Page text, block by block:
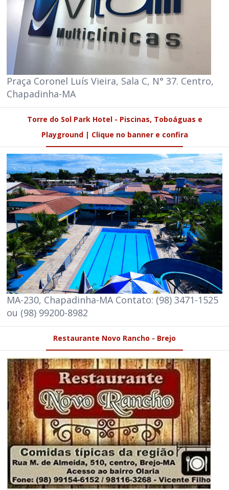
Praça Coronel Luís Vieira, Sala C, N° 37. Centro,
Chapadinha-MA
Torre do Sol Park Hotel - Piscinas, Toboáguas e
Playground | Clique no banner e confira
MA-230, Chapadinha-MA Contato: (98) 3471-1525
ou (98) 99200-8982
Restaurante Novo Rancho - Brejo